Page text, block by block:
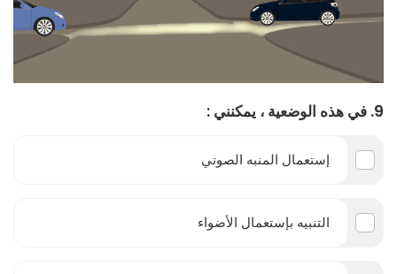
9. في هذه الوضعية ، يمكنني :
إستعمال المنبه الصوتي
التنبيه بإستعمال الأضواء